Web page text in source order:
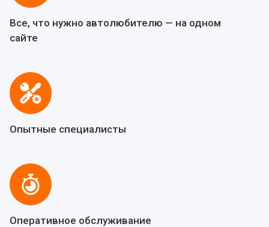
Все, что нужно автолюбителю — на одном
сайте
Опытные специалисты
Оперативное обслуживание